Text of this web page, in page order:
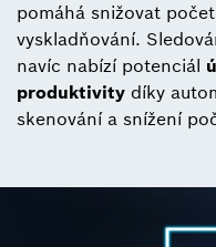
pomáhá snižovat
vyskladňování.
navíc nabízí potenciál
produktivity díky
skenování a snížení